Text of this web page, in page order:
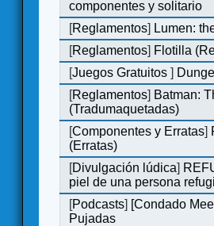
componentes y solitario
[Reglamentos] Lumen:
[Reglamentos] Flotilla
[Juegos Gratuitos]
[Reglamentos] Batman:
(Tradumaquetadas)
[Componentes y Erratas]
(Erratas)
[Divulgación lúdica]
piel de una persona
[Podcasts] [Condado
Pujadas